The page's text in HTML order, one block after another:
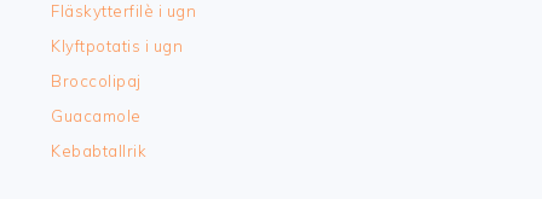
Fläskytterfilè i ugn
Klyftpotatis i ugn
Broccolipaj
Guacamole
Kebabtallrik